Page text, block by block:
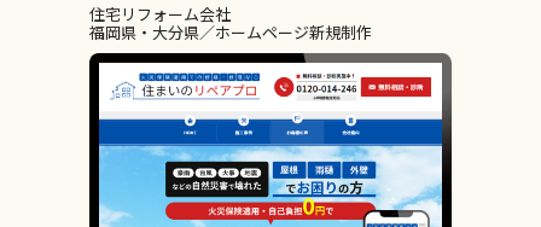
住宅リフォーム会社
福岡県・大分県 ホームページ新規制作